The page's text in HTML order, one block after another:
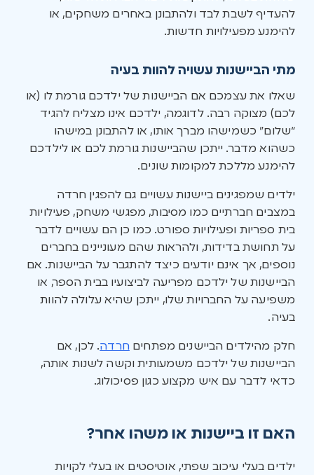
להעדיף לשבת לבד ולהתבונן באחרים משחקים, או
להימנע מפעילויות חדשות.
מתי הביישנות עשויה להוות בעיה
שאלו את עצמכם אם הביישנות של ילדכם גורמת לו (או
לכם) מצוקה רבה. לדוגמה, ילדכם אינו מצליח להגיד
“שלום” כשמישהו מברך אותו, או להתבונן במישהו
כשהוא מדבר. ייתכן שהביישנות גורמת לכם או לילדכם
להימנע מללכת למקומות שונים.
ילדים שמפגינים ביישנות עשויים גם להפגין חרדה
במצבים חברתיים כמו מסיבות, מפגשי משחק, פעילויות
בית ספריות ופעילויות ספורט. כמו כן הם עשויים לדבר
על תחושת בדידות, ולהראות שהם מעוניינים בחברים
נוספים, אך אינם יודעים כיצד להתגבר על הביישנות. אם
הביישנות של ילדכם מפריעה לביצועיו בבית הספר, או
משפיעה על החברויות שלו, ייתכן שהיא עלולה להוות
בעיה.
חלק מהילדים הביישנים מפתחים חרדה. לכן, אם
הביישנות של ילדכם משמעותית וקשה לשנות אותה,
כדאי לדבר עם איש מקצוע כגון פסיכולוג.
האם זו ביישנות או משהו אחר?
ילדים בעלי עיכוב שפתי, אוטיסטים או בעלי לקויות